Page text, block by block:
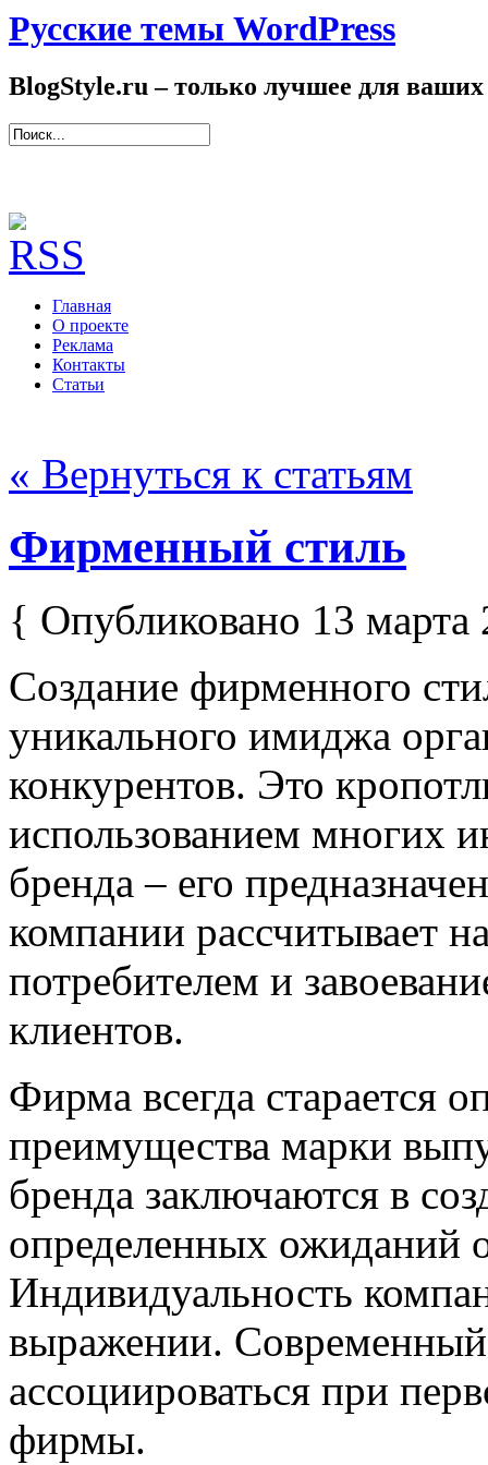
Русские темы WordPress
BlogStyle.ru – только лучшее для ваших
Главная
О проекте
Реклама
Контакты
Статьи
« Вернуться к статьям
Фирменный стиль
{ Опубликовано 13 марта
Создание фирменного
уникального имиджа
конкурентов. Это
использованием многих
бренда – его
компании рассчитывает
потребителем и
клиентов.
Фирма всегда старается
преимущества марки
бренда заключаются в
определенных ожиданий
Индивидуальность
выражении.
ассоциироваться при
фирмы.